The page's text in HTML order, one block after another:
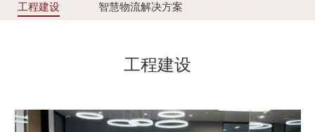
工程建设 智慧物流解决方案
工程建设